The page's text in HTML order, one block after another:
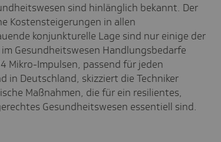
sind hinlänglich bekannt. Der
Kostensteigerungen in allen
konjunkturelle Lage sind nur einige der
Gesundheitswesen Handlungsbedarfe
Mikro-Impulsen, passend für jeden
in Deutschland, skizziert die Techniker
Maßnahmen, die für ein resilientes,
Gesundheitswesen essentiell sind.